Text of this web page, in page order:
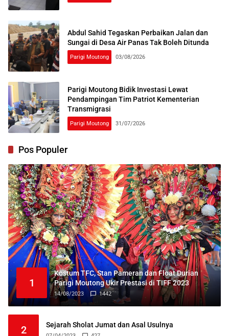
Abdul Sahid Tegaskan Perbaikan Jalan dan
Sungai di Desa Air Panas Tak Boleh Ditunda
Parigi Moutong 03/08/2026
Parigi Moutong Bidik Investasi Lewat
Pendampingan Tim Patriot Kementerian
Transmigrasi
Parigi Moutong 31/07/2026
Pos Populer
1
Kostum TFC, Stan Pameran dan Float Durian
Parigi Moutong Ukir Prestasi di TIFF 2023
14/08/2023 1442
2 Sejarah Sholat Jumat dan Asal Usulnya